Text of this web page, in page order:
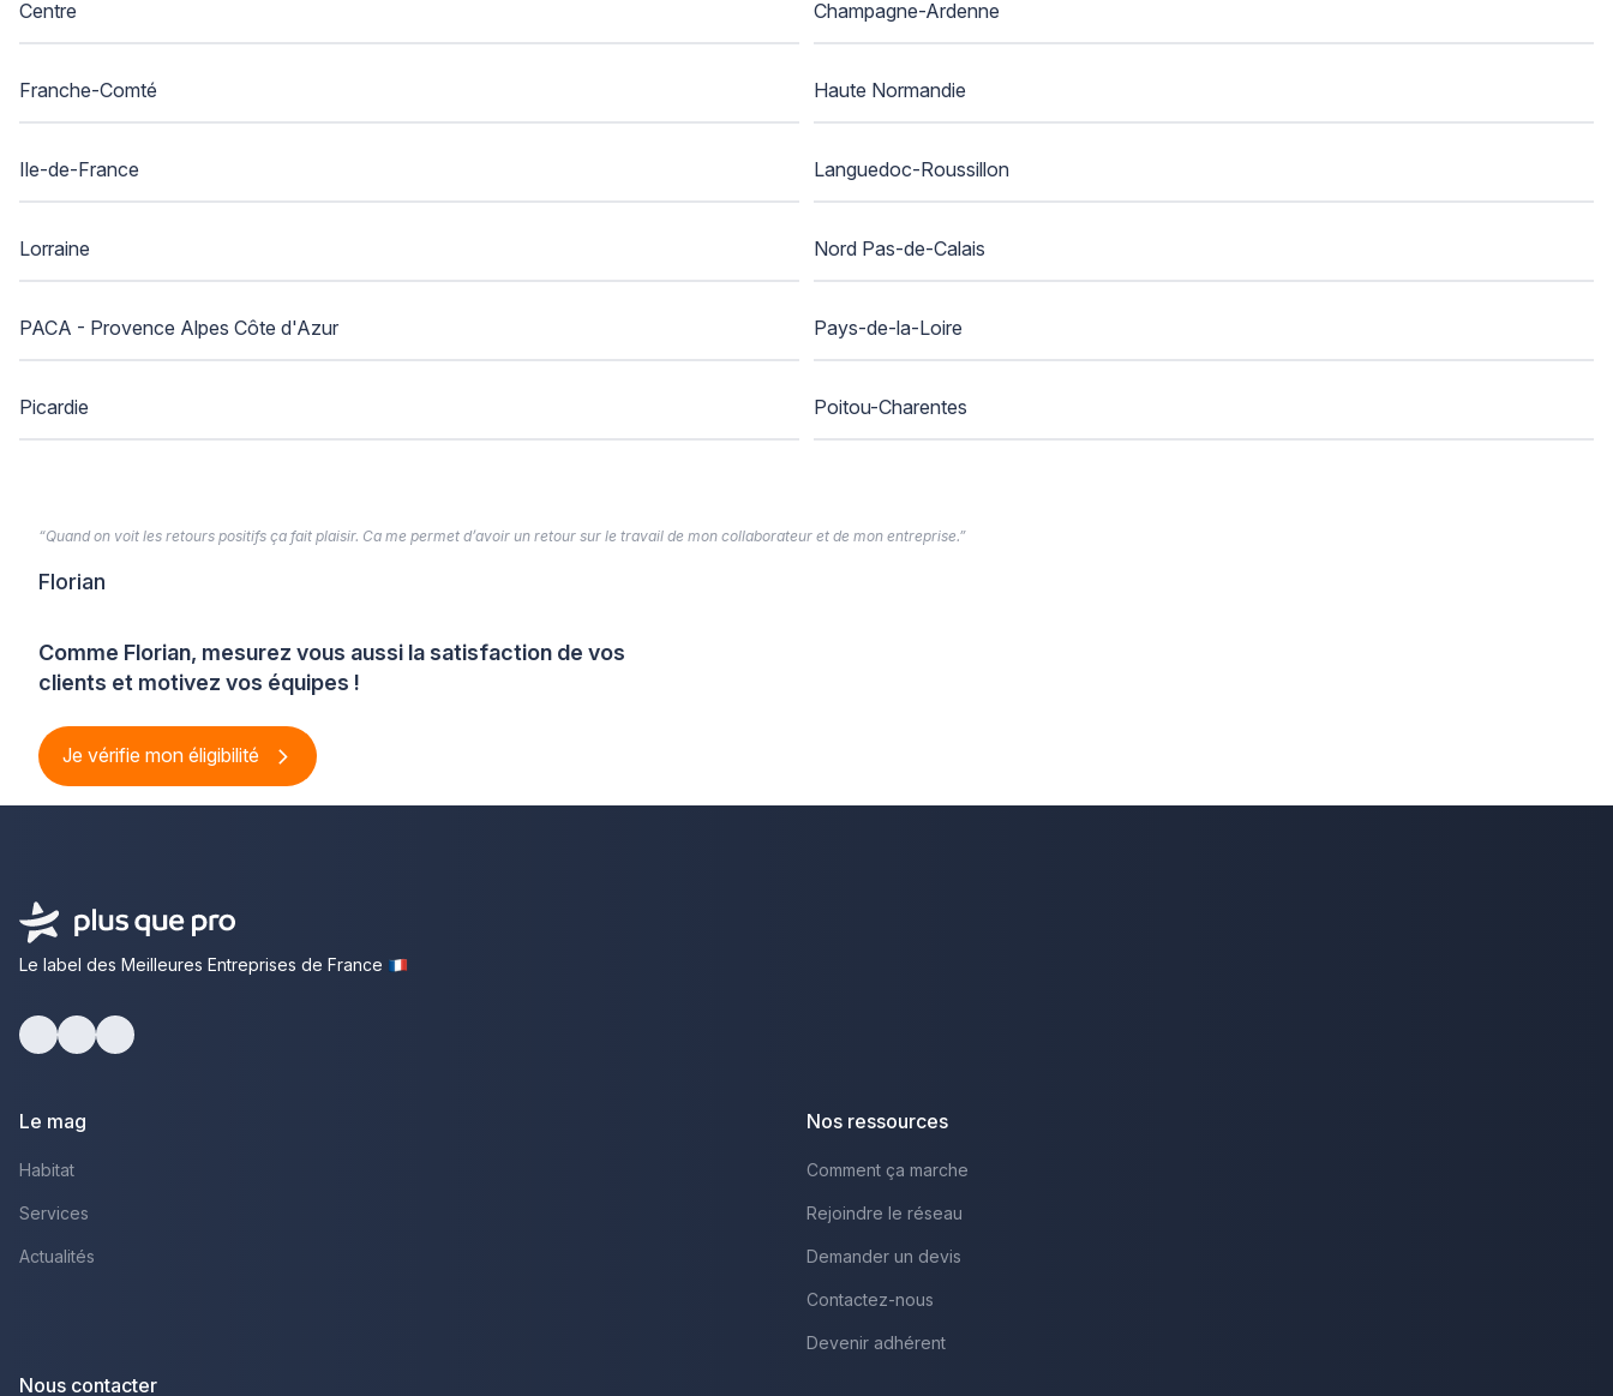
Centre Champagne-Ardenne
Franche-Comté Haute Normandie
Ile-de-France Languedoc-Roussillon
Lorraine Nord Pas-de-Calais
PACA - Provence Alpes Côte d'Azur Pays-de-la-Loire
Picardie Poitou-Charentes
Comme Florian, mesurez vous aussi la satisfaction de vos
clients et motivez vos équipes !
Je vérifie mon éligibilité
“Quand on voit les retours positifs ça fait plaisir. Ca me permet d’avoir un retour sur le travail de mon collaborateur et de mon entreprise.”
Florian
Le label des Meilleures Entreprises de France
Le mag
Habitat
Services
Actualités
Nos ressources
Comment ça marche
Rejoindre le réseau
Demander un devis
Contactez-nous
Devenir adhérent
Nous contacter